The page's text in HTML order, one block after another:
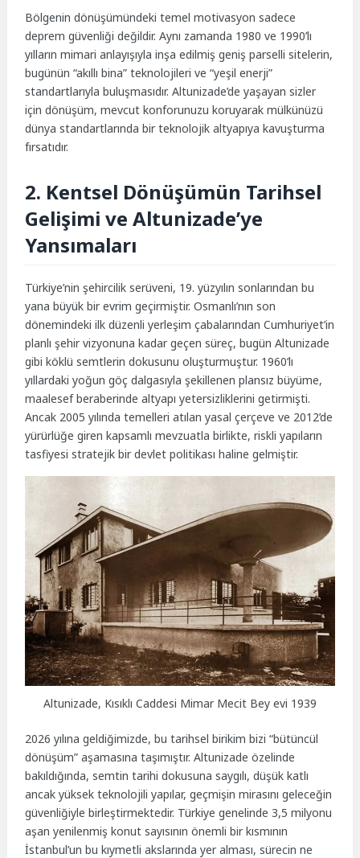
Bölgenin dönüşümündeki temel motivasyon sadece
deprem güvenliği değildir. Aynı zamanda 1980 ve 1990’lı
yılların mimari anlayışıyla inşa edilmiş geniş parselli sitelerin,
bugünün “akıllı bina” teknolojileri ve “yeşil enerji”
standartlarıyla buluşmasıdır. Altunizade’de yaşayan sizler
için dönüşüm, mevcut konforunuzu koruyarak mülkünüzü
dünya standartlarında bir teknolojik altyapıya kavuşturma
fırsatıdır.
2. Kentsel Dönüşümün Tarihsel
Gelişimi ve Altunizade’ye
Yansımaları
Türkiye’nin şehircilik serüveni, 19. yüzyılın sonlarından bu
yana büyük bir evrim geçirmiştir. Osmanlı’nın son
dönemindeki ilk düzenli yerleşim çabalarından Cumhuriyet’in
planlı şehir vizyonuna kadar geçen süreç, bugün Altunizade
gibi köklü semtlerin dokusunu oluşturmuştur. 1960’lı
yıllardaki yoğun göç dalgasıyla şekillenen plansız büyüme,
maalesef beraberinde altyapı yetersizliklerini getirmişti.
Ancak 2005 yılında temelleri atılan yasal çerçeve ve 2012’de
yürürlüğe giren kapsamlı mevzuatla birlikte, riskli yapıların
tasfiyesi stratejik bir devlet politikası haline gelmiştir.
Altunizade, Kısıklı Caddesi Mimar Mecit Bey evi 1939
2026 yılına geldiğimizde, bu tarihsel birikim bizi “bütüncül
dönüşüm” aşamasına taşımıştır. Altunizade özelinde
bakıldığında, semtin tarihi dokusuna saygılı, düşük katlı
ancak yüksek teknolojili yapılar, geçmişin mirasını geleceğin
güvenliğiyle birleştirmektedir. Türkiye genelinde 3,5 milyonu
aşan yenilenmiş konut sayısının önemli bir kısmının
İstanbul’un bu kıymetli akslarında yer alması, sürecin ne